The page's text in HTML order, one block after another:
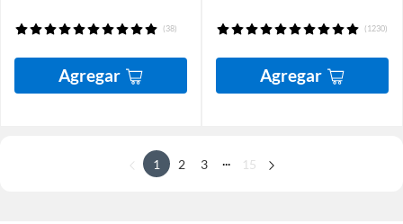
(38)
Agregar
(1230)
Agregar
1 2 3 15